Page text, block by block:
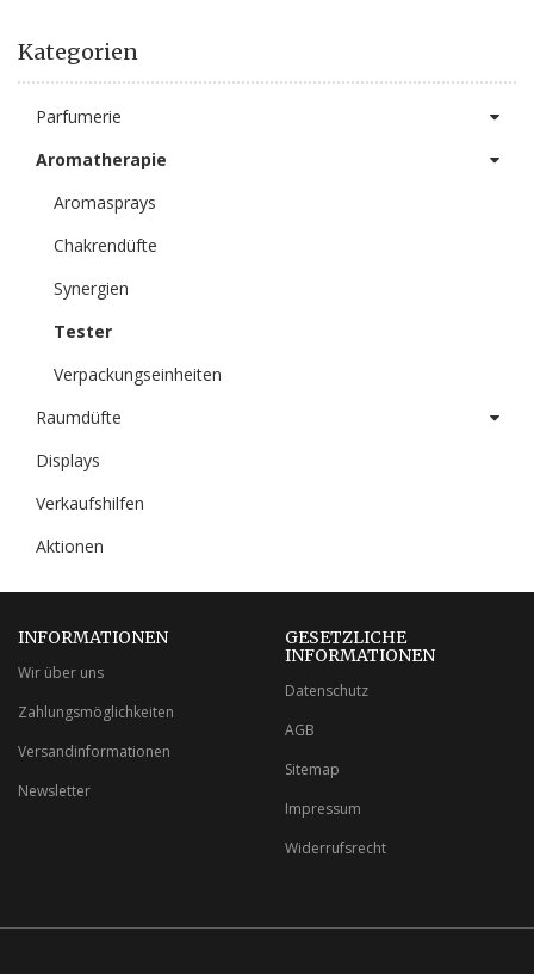
Kategorien
Parfumerie
Aromatherapie
Aromasprays
Chakrendüfte
Synergien
Tester
Verpackungseinheiten
Raumdüfte
Displays
Verkaufshilfen
Aktionen
INFORMATIONEN
Wir über uns
Zahlungsmöglichkeiten
Versandinformationen
Newsletter
GESETZLICHE
INFORMATIONEN
Datenschutz
AGB
Sitemap
Impressum
Widerrufsrecht